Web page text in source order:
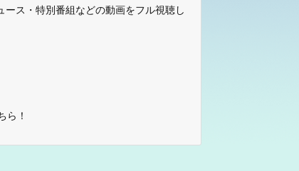
ス・特別番組などの動画をフル視聴し
ら！